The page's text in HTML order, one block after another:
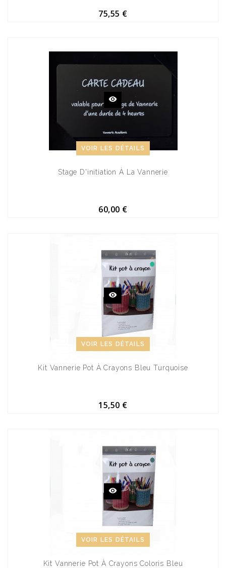
75,55 €
VOIR LES DÉTAILS
Stage D'initiation À La Vannerie
60,00 €
VOIR LES DÉTAILS
Kit Vannerie Pot À Crayons Bleu Turquoise
15,50 €
VOIR LES DÉTAILS
Kit Vannerie Pot À Crayons Coloris Bleu